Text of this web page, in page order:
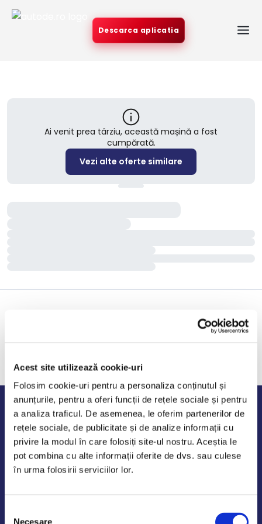
Acest site utilizează cookie-uri
Folosim cookie-uri pentru a personaliza conținutul și
anunțurile, pentru a oferi funcții de rețele sociale și pentru
a analiza traficul. De asemenea, le oferim partenerilor de
rețele sociale, de publicitate și de analize informații cu
privire la modul în care folosiți site-ul nostru. Aceștia le
pot combina cu alte informații oferite de dvs. sau culese
în urma folosirii serviciilor lor.
Necesare
Descarca aplicatia
Ai venit prea târziu, această mașină a fost
cumpărată.
Vezi alte oferte similare
Program de lucru
Luni - Vineri: 09:00-18:00
Sambata - Duminica: 10:00-14:00